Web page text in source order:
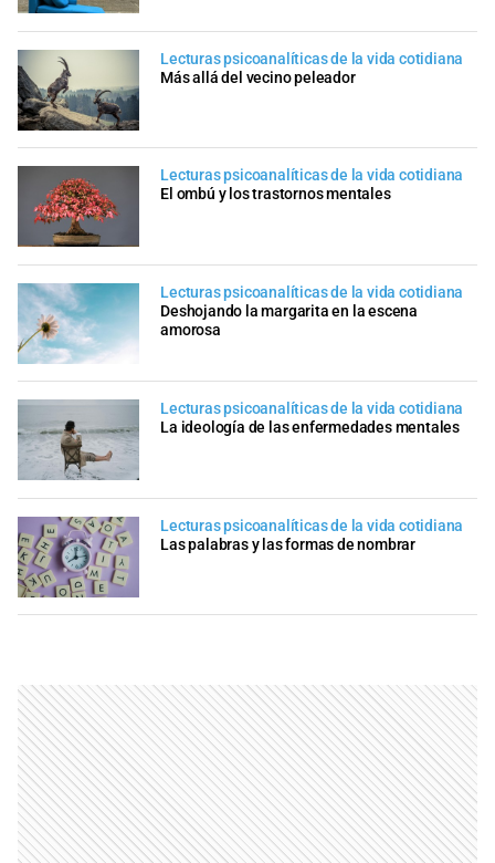
Lecturas psicoanalíticas de la vida cotidiana
Más allá del vecino peleador
Lecturas psicoanalíticas de la vida cotidiana
El ombú y los trastornos mentales
Lecturas psicoanalíticas de la vida cotidiana
Deshojando la margarita en la escena
amorosa
Lecturas psicoanalíticas de la vida cotidiana
La ideología de las enfermedades mentales
Lecturas psicoanalíticas de la vida cotidiana
Las palabras y las formas de nombrar